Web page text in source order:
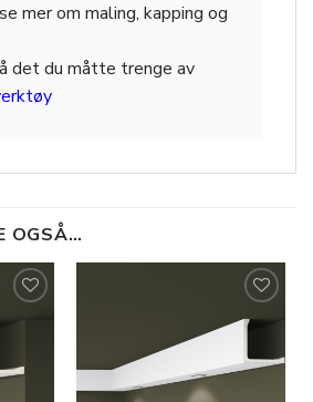
mer om maling, kapping og
det du måtte trenge av
OGSÅ…
i
ønskeliste